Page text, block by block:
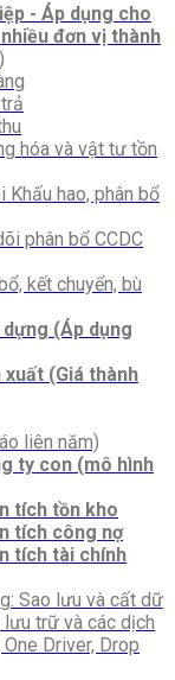
- Áp dụng cho
đơn vị thành
hóa và vật tư tồn
Khấu hao, phân bổ
phân bổ CCDC
kết chuyển, bù
(Áp dụng
xuất (Giá thành
liên năm)
ty con (mô hình
tích tồn kho
tích công nợ
tích tài chính
Sao lưu và cất dữ
trữ và các dịch
Driver, Drop